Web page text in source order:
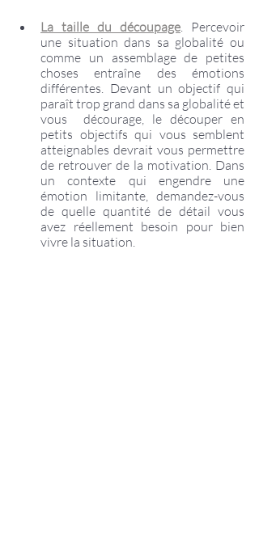
La taille du découpage . Percevoir
une situation dans sa globalité ou
comme un assemblage de petites
choses entraîne des émotions
différentes. Devant un objectif qui
paraît trop grand dans sa globalité et
vous  décourage, le découper en
petits objectifs qui vous semblent
atteignables devrait vous permettre
de retrouver de la motivation. Dans
un contexte qui engendre une
émotion limitante, demandez-vous
de quelle quantité de détail vous
avez réellement besoin pour bien
vivre la situation.